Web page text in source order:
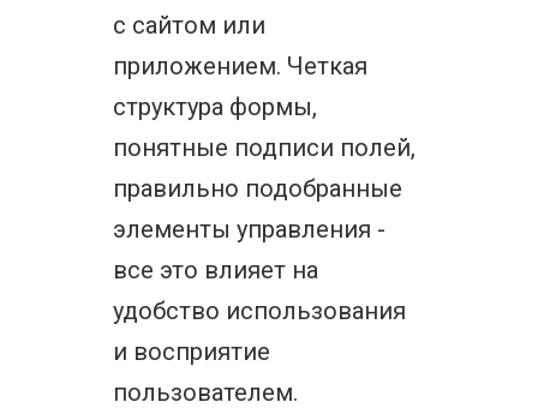
с сайтом или
приложением. Четкая
структура формы,
понятные подписи полей,
правильно подобранные
элементы управления -
все это влияет на
удобство использования
и восприятие
пользователем.